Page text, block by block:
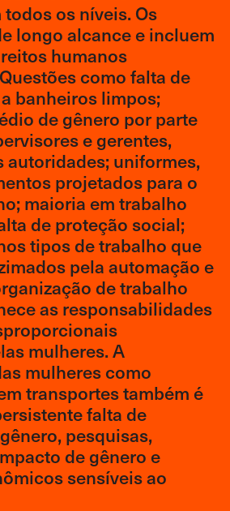
os níveis. Os
longo alcance e incluem
humanos
como falta de
banheiros limpos;
de gênero por parte
e gerentes,
autoridades; uniformes,
projetados para o
maioria em trabalho
de proteção social;
tipos de trabalho que
pela automação e
de trabalho
as responsabilidades
mulheres. A
mulheres como
transportes também é
falta de
pesquisas,
de gênero e
sensíveis ao